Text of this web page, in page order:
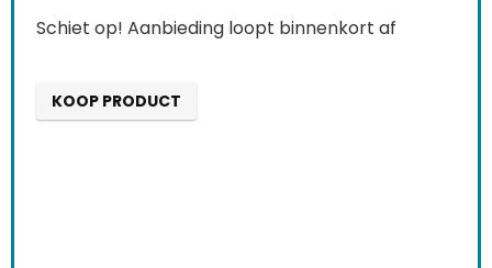
Schiet op! Aanbieding loopt binnenkort af
KOOP PRODUCT